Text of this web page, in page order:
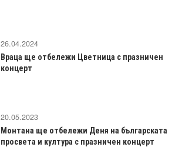
26.04.2024
Враца ще отбележи Цветница с празничен
концерт
20.05.2023
Монтана ще отбележи Деня на българската
просвета и култура с празничен концерт